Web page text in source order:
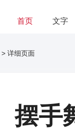
首页 文字
> 详细页面
摆手